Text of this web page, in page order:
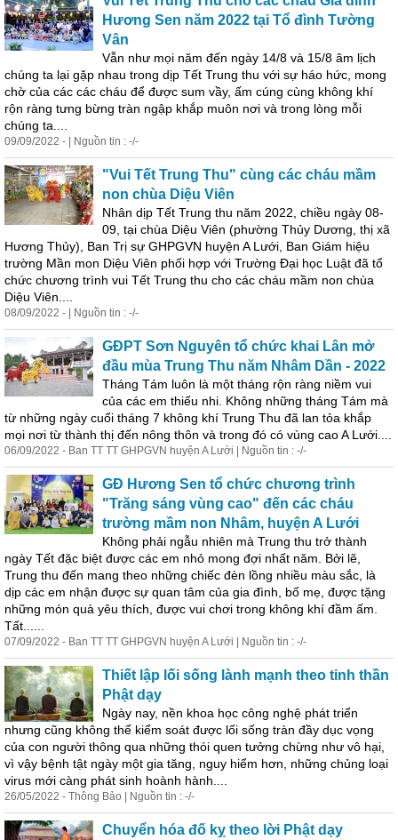
Hương Sen năm 2022 tại Tổ đình Tường
Vân
Vẫn như mọi năm đến ngày 14/8 và 15/8 âm lịch
chúng ta lại gặp nhau trong dịp Tết Trung thu với sự háo hức, mong
chờ của các các cháu để được sum vầy, ấm cúng cùng không khí
rộn ràng tưng bừng tràn ngập khắp muôn nơi và trong lòng mỗi
chúng ta....
09/09/2022 - | Nguồn tin : -/-
"Vui Tết Trung Thu" cùng các cháu mầm
non chùa Diệu Viên
Nhân dịp Tết Trung thu năm 2022, chiều ngày 08-
09, tại chùa Diệu Viên (phường Thủy Dương, thị xã
Hương Thủy), Ban Trị sự GHPGVN huyện A Lưới, Ban Giám hiệu
trường Mần mon Diệu Viên phối hợp với Trường Đại học Luật đã tổ
chức chương trình vui Tết Trung thu cho các cháu mầm non chùa
Diệu Viên....
08/09/2022 - | Nguồn tin : -/-
GĐPT Sơn Nguyên tổ chức khai Lân mở
đầu mùa Trung Thu năm Nhâm Dần - 2022
Tháng Tám luôn là một tháng rộn ràng niềm vui
của các em thiếu nhi. Không những tháng Tám mà
từ những ngày cuối tháng 7 không khí Trung Thu đã lan tỏa khắp
mọi nơi từ thành thị đến nông thôn và trong đó có vùng cao A Lưới....
06/09/2022 - Ban TT TT GHPGVN huyện A Lưới | Nguồn tin : -/-
GĐ Hương Sen tổ chức chương trình
"Trăng sáng vùng cao" đến các cháu
trường mầm non Nhâm, huyện A Lưới
Không phải ngẫu nhiên mà Trung thu trở thành
ngày Tết đặc biệt được các em nhỏ mong đợi nhất năm. Bởi lẽ,
Trung thu đến mang theo những chiếc đèn lồng nhiều màu sắc, là
dịp các em nhận được sự quan tâm của gia đình, bố mẹ, được tặng
những món quà yêu thích, được vui chơi trong không khí đầm ấm.
Tất......
07/09/2022 - Ban TT TT GHPGVN huyện A Lưới | Nguồn tin : -/-
Thiết lập lối sống lành mạnh theo tinh thần
Phật dạy
Ngày nay, nền khoa học công nghệ phát triển
nhưng cũng không thể kiểm soát được lối sống tràn đầy dục vọng
của con người thông qua những thói quen tưởng chừng như vô hại,
vì vậy bệnh tật ngày một gia tăng, nguy hiểm hơn, những chủng loại
virus mới càng phát sinh hoành hành....
26/05/2022 - Thông Bảo | Nguồn tin : -/-
Chuyển hóa đố kỵ theo lời Phật dạy